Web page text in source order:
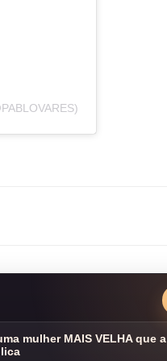
mulher MAIS VELHA que a